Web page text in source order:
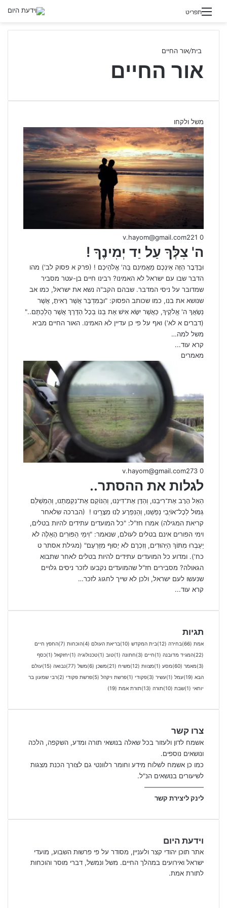
תפריט
בית/אור החיים
אור החיים
משל ולקחו
v.hayom@gmail.com 0
ה' צִלְּךָ עַל יַד יְמִינֶךָ !
וּבַדָּבָר הַזֶּה אֵינְכֶם מַאֲמִינִם בַּה' אֱלֹהֵיכֶם ! (פרק א פסוק לב') מהו
הדבר שבו עם ישראל לא האמינו? רבינו חיים בן-עטר מסביר
שמדובר על ניסי המדבר. שבהם הקב"ה נשא את ישראל, כמו אב
שנושא את בנו, כמו שכותב הפסוק: "וּבַמִּדְבָּר אֲשֶׁר רָאִיתָ, אֲשֶׁר
נְשָׂאֲךָ ה' אֱלֹקֶיךָ, כַּאֲשֶׁר יִשָּׂא אִישׁ אֶת בְּנוֹ בְּכָל הַדֶּרֶךְ אֲשֶׁר הֲלַכְתֶּם.."
(דברים א לא') ואף על פי כן עדיין לא האמינו. האור החיים מביא
משל למה…
קרא עוד...
מאמרים
v.hayom@gmail.com 0
לגלות את ההסתר..
הַאֵל הָרָב אֶת־רִיבֵנוּ, וְהַדָּן אֶת־דִּינֵנוּ, וְהַנּוֹקֵם אֶת־נִקְמָתֵנוּ, וְהַמְשַׁלֵּם
גְּמּוּל לְכָל־אוֹיְבֵי נַפְשֵׁנוּ, וְהַנִּפְרָע לָנוּ מִצָּרֵֽינוּ ! (הברכה שלאחר
קריאת המגילה) אמרו חז"ל: "כל המועדים עתידים להיות בטלים,
וימי הפורים אינם בטלים לעולם, שנאמר: "וִימֵי הַפּוּרִים הָאֵלֶּה לֹא
יַעַבְרוּ מִתּוֹךְ הַיְּהוּדִים, וְזִכְרָם לֹא יָסוּף מִזַּרְעָם" (מגילת אסתר ט
כח'). ומדוע כל המועדים עתידים להיות בטלים לאחר שתבוא
הגאולה? מסבירים חז"ל שהמועדים נקבעו לזכר ניסים גלויים
שנעשו לעם ישראל, ולכן לא שייך לחגוג לזכר…
קרא עוד...
תגיות
אמת (66) בחירה (12) בית המקדש (10) בריאת העולם (4) הוכחות (7)
החפץ חיים
(22)
המגיד מדובנה (1) חיים (3) חתונה (1) טוב (1) טכנולוגיה (1) יחזקאל (1)
כסף
(3)
מאמר (60) מסע (1) מצוות (12) משיח (21) משכן (6) משל (77) נבואה (15)
עולם
הבא (19) עמל (1) עשיר (3) פקודי (1) פרשת ויקהל (5) פרשת פקודי (2)
רבי שמעון בר
יוחאי (1) שבת (10) תורה (13) תורת אמת (19)
צרו קשר
אשמח לדון ולעזור בכל שאלה בנושאי תורה ומדע, השקפה, הלכה
ונושאים נוספים.
כמו כן אשמח לשלוח מידע וחומר רלוונטי גם לצורך הכנת מצגות
לשיעורים בנושאים הנ"ל.
—————————
לינק ליצירת קשר
וידעת היום
אתר תוכן יהודי קצר ולעניין, מסודר על פי פרשות השבוע, מועדי
ישראל ואירועים במהלך החיים. משל ונמשל, דברי מוסר והוכחות
לתורת אמת.